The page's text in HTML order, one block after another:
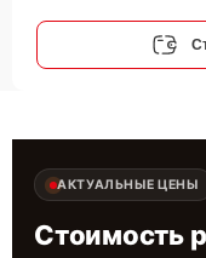
АКТУАЛЬНЫЕ ЦЕНЫ
Стоимость